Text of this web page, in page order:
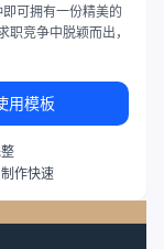
可拥有一份精美的
竞争中脱颖而出，
用模板
作快速